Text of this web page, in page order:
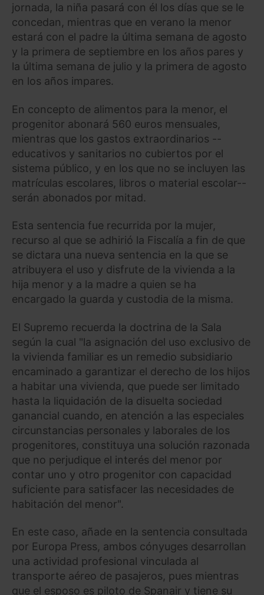
jornada, la niña pasará con él los días que se le
concedan, mientras que en verano la menor
estará con el padre la última semana de agosto
y la primera de septiembre en los años pares y
la última semana de julio y la primera de agosto
en los años impares.
En concepto de alimentos para la menor, el
progenitor abonará 560 euros mensuales,
mientras que los gastos extraordinarios --
educativos y sanitarios no cubiertos por el
sistema público, y en los que no se incluyen las
matrículas escolares, libros o material escolar--
serán abonados por mitad.
Esta sentencia fue recurrida por la mujer,
recurso al que se adhirió la Fiscalía a fin de que
se dictara una nueva sentencia en la que se
atribuyera el uso y disfrute de la vivienda a la
hija menor y a la madre a quien se ha
encargado la guarda y custodia de la misma.
El Supremo recuerda la doctrina de la Sala
según la cual "la asignación del uso exclusivo de
la vivienda familiar es un remedio subsidiario
encaminado a garantizar el derecho de los hijos
a habitar una vivienda, que puede ser limitado
hasta la liquidación de la disuelta sociedad
ganancial cuando, en atención a las especiales
circunstancias personales y laborales de los
progenitores, constituya una solución razonada
que no perjudique el interés del menor por
contar uno y otro progenitor con capacidad
suficiente para satisfacer las necesidades de
habitación del menor".
En este caso, añade en la sentencia consultada
por Europa Press, ambos cónyuges desarrollan
una actividad profesional vinculada al
transporte aéreo de pasajeros, pues mientras
que el esposo es piloto de Spanair y tiene su